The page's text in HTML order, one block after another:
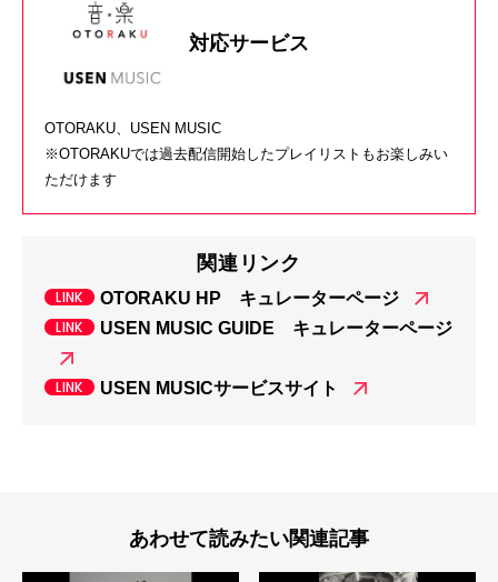
対応サービス
OTORAKU、USEN MUSIC
※OTORAKUでは過去配信開始したプレイリストもお楽しみい
ただけます
関連リンク
OTORAKU HP キュレーターページ
USEN MUSIC GUIDE キュレーターページ
USEN MUSICサービスサイト
あわせて読みたい関連記事